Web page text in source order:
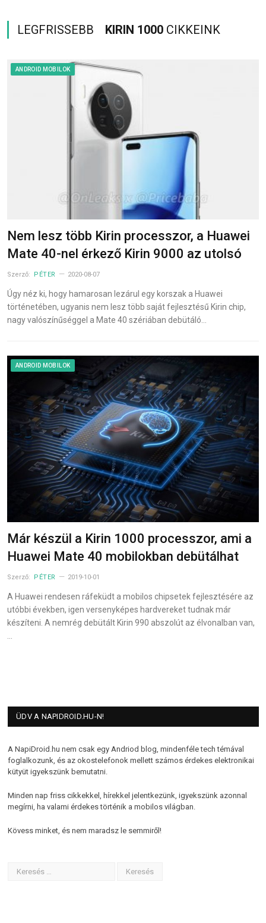
LEGFRISSEBB KIRIN 1000 CIKKEINK
ANDROID MOBILOK
Nem lesz több Kirin processzor, a Huawei
Mate 40-nel érkező Kirin 9000 az utolsó
Szerző: PÉTER 2020-08-07
Úgy néz ki, hogy hamarosan lezárul egy korszak a Huawei
történetében, ugyanis nem lesz több saját fejlesztésű Kirin chip,
nagy valószínűséggel a Mate 40 szériában debütáló…
ANDROID MOBILOK
Már készül a Kirin 1000 processzor, ami a
Huawei Mate 40 mobilokban debütálhat
Szerző: PÉTER 2019-10-01
A Huawei rendesen ráfeküdt a mobilos chipsetek fejlesztésére az
utóbbi években, igen versenyképes hardvereket tudnak már
készíteni. A nemrég debütált Kirin 990 abszolút az élvonalban van,
ÜDV A NAPIDROID.HU-N!
A NapiDroid.hu nem csak egy Andriod blog, mindenféle tech témával
foglalkozunk, és az okostelefonok mellett számos érdekes elektronikai
kütyüt igyekszünk bemutatni.
Minden nap friss cikkekkel, hírekkel jelentkezünk, igyekszünk azonnal
megírni, ha valami érdekes történik a mobilos világban.
Kövess minket, és nem maradsz le semmiről!